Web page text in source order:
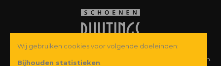
© Copyright 2026 Schoenen Ruytings BVBA. Alle rechten voorbehouden.
Wij gebruiken cookies voor volgende doeleinden:
Bijhouden statistieken